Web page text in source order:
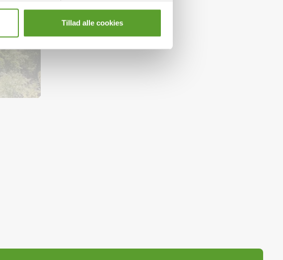
Tillad alle cookies